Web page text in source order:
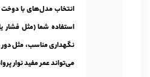
انتخاب مدل‌های با
استفاده شما (مثل فشار
نگهداری مناسب، مثل
می‌تواند عمر مفید نوار